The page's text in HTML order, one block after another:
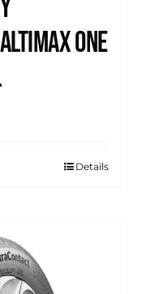
One
Details